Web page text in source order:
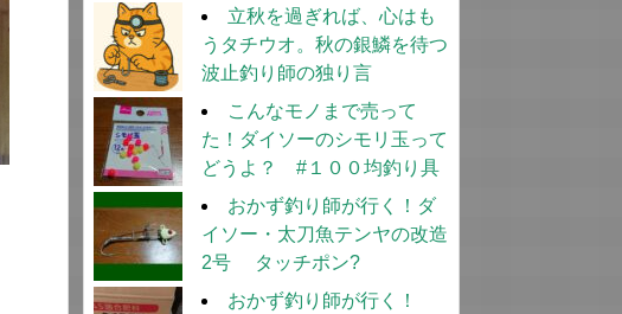
立秋を過ぎれば、心はも
うタチウオ。秋の銀鱗を待つ
波止釣り師の独り言
こんなモノまで売って
た！ダイソーのシモリ玉って
どうよ？ #１００均釣り具
おかず釣り師が行く！ダ
イソー・太刀魚テンヤの改造
2号 タッチポン?
おかず釣り師が行く！